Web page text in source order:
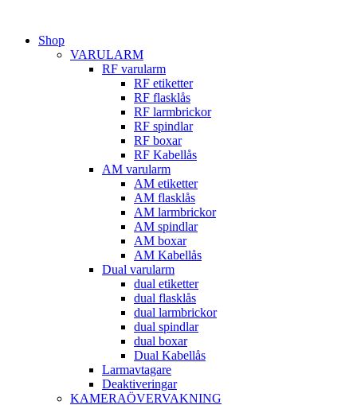
innehållShop
VARULARM
RF varularm
RF etiketter
RF flasklås
RF larmbrickor
RF spindlar
RF boxar
RF Kabellås
AM varularm
AM etiketter
AM flasklås
AM larmbrickor
AM spindlar
AM boxar
AM Kabellås
Dual varularm
dual etiketter
dual flasklås
dual larmbrickor
dual spindlar
dual boxar
Dual Kabellås
Larmavtagare
Deaktiveringar
KAMERAÖVERVAKNING